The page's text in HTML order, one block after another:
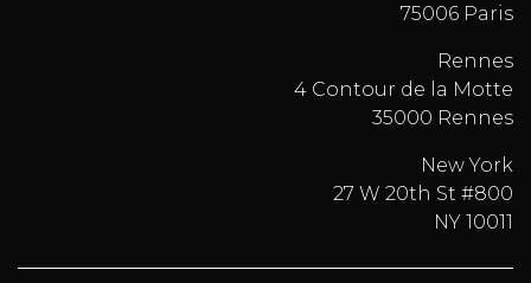
75006 Paris
Rennes
4 Contour de la Motte
35000 Rennes
New York
27 W 20th St #800
NY 10011